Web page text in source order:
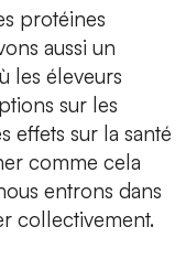
protéines
aussi un
les éleveurs
sur les
effets sur la santé
comme cela
entrons dans
collectivement.